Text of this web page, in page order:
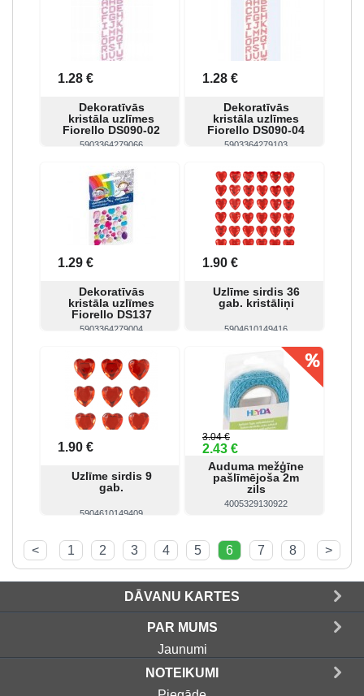
1.28 €
Dekoratīvās
kristāla uzlīmes
Fiorello DS090-02
5903364279066
Pirkt
1.28 €
Dekoratīvās
kristāla uzlīmes
Fiorello DS090-04
5903364279103
Skatīt Pirkt
1.29 €
Dekoratīvās
kristāla uzlīmes
Fiorello DS137
5903364279004
1.90 €
Uzlīme sirdis 36
gab. kristāliņi
5904610149416
Pirkt
1.90 €
Uzlīme sirdis 9
gab.
5904610149409
Skatīt Pirkt
3.04 €
2.43 €
Auduma mežģīne
pašlīmējoša 2m
zils
4005329130922
< 1 2 3 4 5 6 7 8 >
DĀVANU KARTES
PAR MUMS
Jaunumi
NOTEIKUMI